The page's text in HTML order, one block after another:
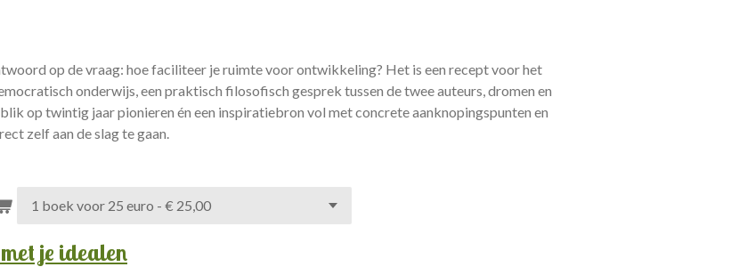
op de vraag: hoe faciliteer je ruimte voor ontwikkeling? Het is een recept voor het
onderwijs, een praktisch filosofisch gesprek tussen de twee auteurs, dromen en
op twintig jaar pionieren én een inspiratiebron vol met concrete aanknopingspunten en
zelf aan de slag te gaan.
je idealen